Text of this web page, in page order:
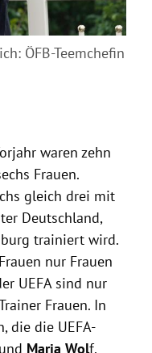
ÖFB-Teemchefin
waren zehn
Frauen.
gleich drei mit
Deutschland,
trainiert wird.
nur Frauen
UEFA sind nur
Frauen. In
die die UEFA-
und Maria Wolf.